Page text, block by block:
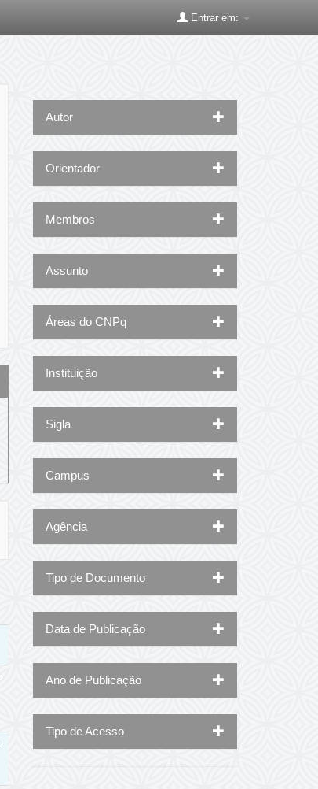
Entrar em:
Autor
Orientador
Membros
Assunto
Áreas do CNPq
Instituição
Sigla
Campus
Agência
Tipo de Documento
Data de Publicação
Ano de Publicação
Tipo de Acesso